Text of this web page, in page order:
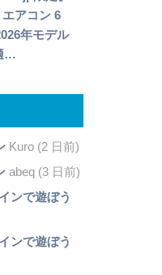
アコン 6
年モデル
…
Kuro (2 日前)
abeq (3 日前)
ンで遊ぼう
ンで遊ぼう